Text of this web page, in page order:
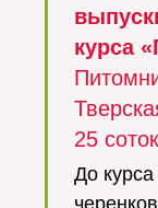
курса
25
До курса